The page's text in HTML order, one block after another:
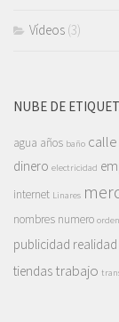
Vídeos (3)
NUBE DE
agua años baño calle
dinero electricidad
internet Linares
nombres numero
publicidad realidad
tiendas trabajo